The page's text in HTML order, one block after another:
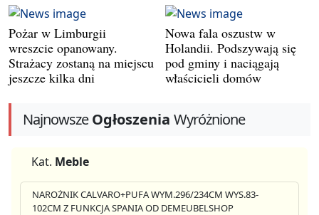
Pożar w Limburgii
wreszcie opanowany.
Strażacy zostaną na miejscu
jeszcze kilka dni
Nowa fala oszustw w
Holandii. Podszywają się
pod gminy i naciągają
właścicieli domów
NajnowszeOgłoszenia Wyróżnione
Kat. Meble
NAROŻNIK CALVARO+PUFA WYM.296/234CM WYS.83-
102CM Z FUNKCJA SPANIA OD DEMEUBELSHOP